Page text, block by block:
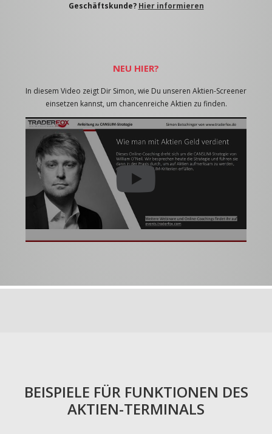
Geschäftskunde? Hier informieren
NEU HIER?
In diesem Video zeigt Dir Simon, wie Du unseren Aktien-Screener
einsetzen kannst, um chancenreiche Aktien zu finden.
BEISPIELE FÜR FUNKTIONEN DES
AKTIEN-TERMINALS